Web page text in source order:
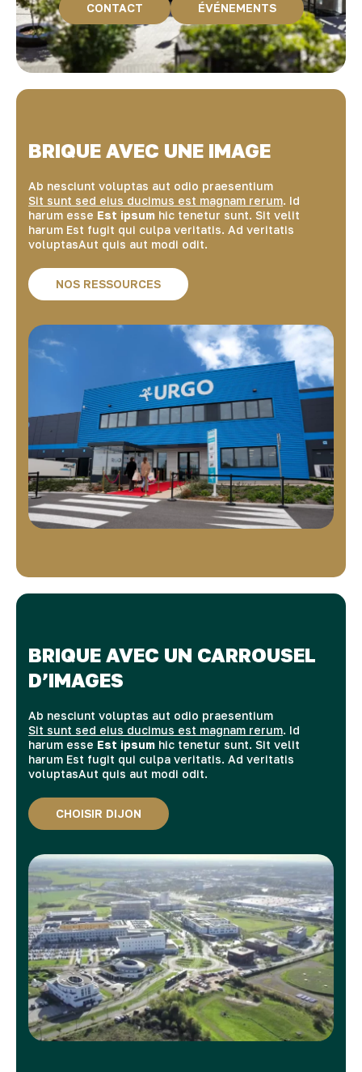
CONTACT ÉVÉNEMENTS
BRIQUE AVEC UNE IMAGE
Ab nesciunt voluptas aut odio praesentium
Sit sunt sed eius ducimus est magnam rerum. Id
harum esse Est ipsum hic tenetur sunt. Sit velit
harum Est fugit qui culpa veritatis. Ad veritatis
voluptasAut quis aut modi odit.
NOS RESSOURCES
BRIQUE AVEC UN CARROUSEL
D’IMAGES
Ab nesciunt voluptas aut odio praesentium
Sit sunt sed eius ducimus est magnam rerum. Id
harum esse Est ipsum hic tenetur sunt. Sit velit
harum Est fugit qui culpa veritatis. Ad veritatis
voluptasAut quis aut modi odit.
CHOISIR DIJON